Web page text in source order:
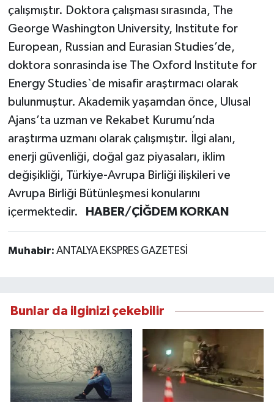
çalışmıştır. Doktora çalışması sırasında, The
George Washington University, Institute for
European, Russian and Eurasian Studies’de,
doktora sonrasinda ise The Oxford Institute for
Energy Studies`de misafir araştırmacı olarak
bulunmuştur. Akademik yaşamdan önce, Ulusal
Ajans’ta uzman ve Rekabet Kurumu’nda
araştırma uzmanı olarak çalışmıştır. İlgi alanı,
enerji güvenliği, doğal gaz piyasaları, iklim
değişikliği, Türkiye-Avrupa Birliği ilişkileri ve
Avrupa Birliği Bütünleşmesi konularını
içermektedir.
HABER/ÇİĞDEM KORKAN
Muhabir: ANTALYA EKSPRES GAZETESİ
Bunlar da ilginizi çekebilir